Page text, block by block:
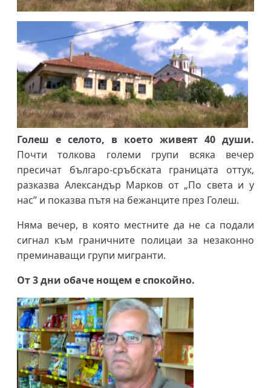
Голеш е селото, в което живеят 40 души.
Почти толкова големи групи всяка вечер
пресичат българо-сръбската границата оттук,
разказва Александър Марков от „По света и у
нас” и показва пътя на бежанците през Голеш.
Няма вечер, в която местните да не са подали
сигнал към граничните полицаи за незаконно
преминаващи групи мигранти.
От 3 дни обаче нощем е спокойно.